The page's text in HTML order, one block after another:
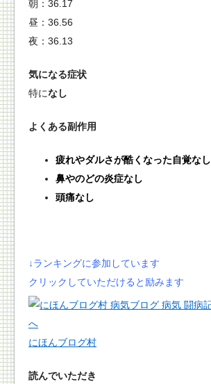
朝：36.17
昼：36.56
夜：36.13
気になる症状
特になし
よくある副作用
疲れやダルさが酷くなった自覚なし
鼻やのどの炎症なし
頭痛なし
↓ランキングに参加しています
クリックしていただけると励みます
にほんブログ村
読んでいただき